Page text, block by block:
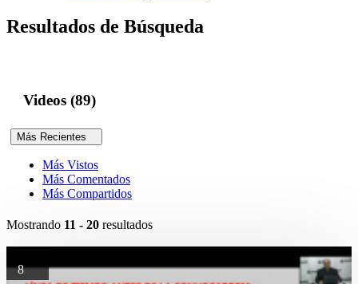
Resultados de Búsqueda
Videos (89)
Más Recientes
Más Vistos
Más Comentados
Más Compartidos
Mostrando 11 - 20 resultados
8